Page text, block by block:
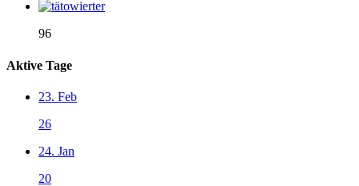
96
Aktive Tage
23. Feb
26
24. Jan
20